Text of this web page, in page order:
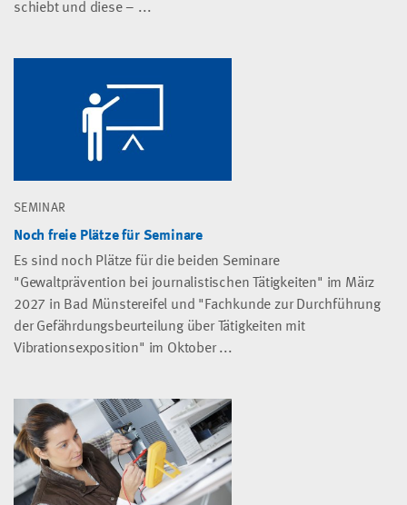
schiebt und diese – ...
SEMINAR
Noch freie Plätze für Seminare
Es sind noch Plätze für die beiden Seminare
"Gewaltprävention bei journalistischen Tätigkeiten" im März
2027 in Bad Münstereifel und "Fachkunde zur Durchführung
der Gefährdungsbeurteilung über Tätigkeiten mit
Vibrationsexposition" im Oktober ...